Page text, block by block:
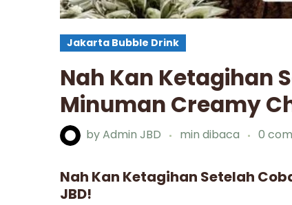
Jakarta Bubble Drink
Nah Kan Ketagihan
Minuman Creamy
byAdmin JBD min dibaca 0
Nah Kan Ketagihan Setelah
JBD!